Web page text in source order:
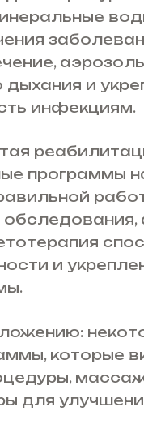
и
инфекциям.
программы
и
которые
для